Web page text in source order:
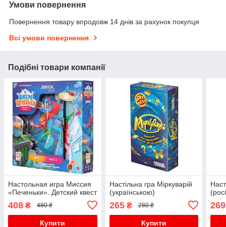
Умови повернення
Повернення товару впродовж 14 днів за рахунок покупця
Всі умови повернення
Подібні товари компанії
Настольная игра Миссия
«Печеньки». Детский квест
408 ₴ 480 ₴
Купити
Настільна гра Мiркуварiй
(українською)
265₴ 280 ₴
Купити
269